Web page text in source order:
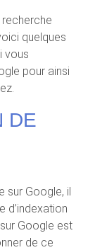
quelques
vous
pour ainsi
DE
sur Google, il
d’indexation
Google est
de ce